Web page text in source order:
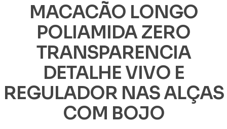
MACACÃO LONGO
POLIAMIDA ZERO
TRANSPARENCIA
DETALHE VIVO E
REGULADOR NAS ALÇAS
COM BOJO